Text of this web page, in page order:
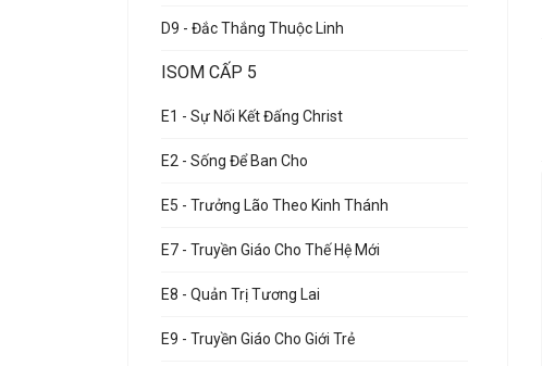
D9 - Đắc Thắng Thuộc Linh
ISOM CẤP 5
E1 - Sự Nối Kết Đấng Christ
E2 - Sống Để Ban Cho
E5 - Trưởng Lão Theo Kinh Thánh
E7 - Truyền Giáo Cho Thế Hệ Mới
E8 - Quản Trị Tương Lai
E9 - Truyền Giáo Cho Giới Trẻ